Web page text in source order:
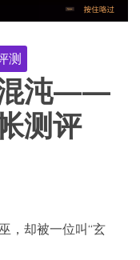
测
混沌——
测评
，却被一位叫“玄